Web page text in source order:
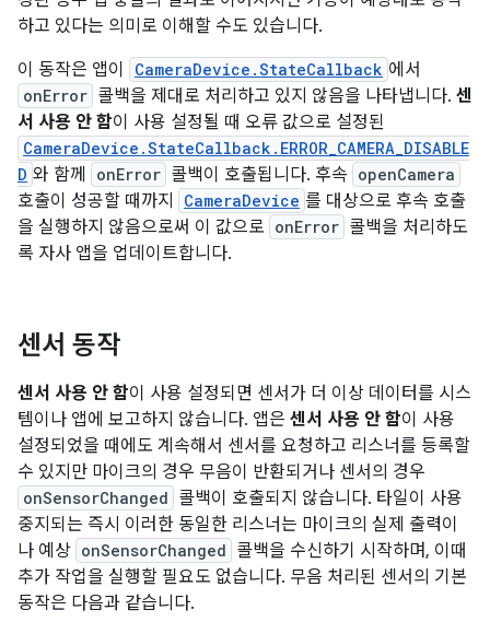
하고 있다는 의미로 이해할 수도 있습니다.
이 동작은 앱이
CameraDevice.StateCallback 에서
onError 콜백을 제대로 처리하고 있지 않음을 나타냅니다. 센
서 사용 안 함이 사용 설정될 때 오류 값으로 설정된
CameraDevice.StateCallback.ERROR_CAMERA_DISABLE
D 와 함께 onError 콜백이 호출됩니다. 후속 openCamera
호출이 성공할 때까지 CameraDevice 를 대상으로 후속 호출
을 실행하지 않음으로써 이 값으로 onError 콜백을 처리하도
록 자사 앱을 업데이트합니다.
센서 동작
센서 사용 안 함이 사용 설정되면 센서가 더 이상 데이터를 시스
템이나 앱에 보고하지 않습니다. 앱은 센서 사용 안 함이 사용
설정되었을 때에도 계속해서 센서를 요청하고 리스너를 등록할
수 있지만 마이크의 경우 무음이 반환되거나 센서의 경우
onSensorChanged 콜백이 호출되지 않습니다. 타일이 사용
중지되는 즉시 이러한 동일한 리스너는 마이크의 실제 출력이
나 예상 onSensorChanged 콜백을 수신하기 시작하며, 이때
추가 작업을 실행할 필요도 없습니다. 무음 처리된 센서의 기본
동작은 다음과 같습니다.